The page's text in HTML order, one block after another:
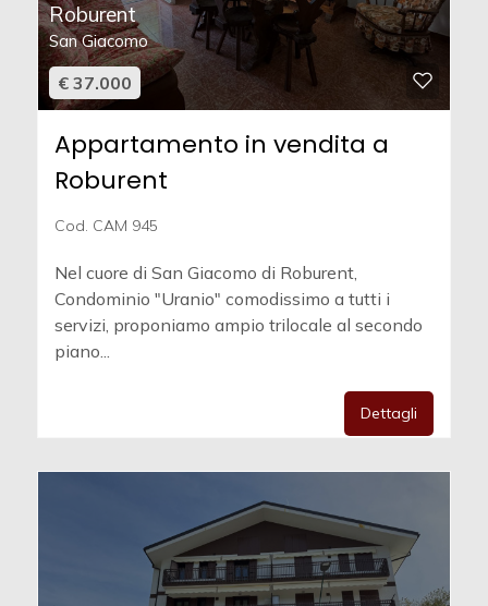
Roburent
San Giacomo
€ 37.000
Appartamento in vendita a
Roburent
Cod. CAM 945
Nel cuore di San Giacomo di Roburent,
Condominio "Uranio" comodissimo a tutti i
servizi, proponiamo ampio trilocale al secondo
piano...
Dettagli